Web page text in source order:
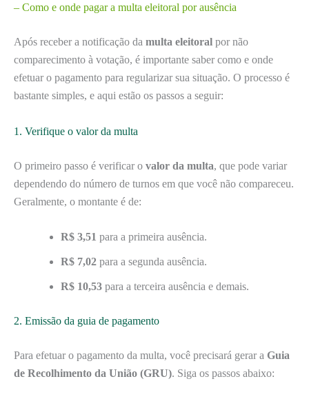
– Como e onde pagar a multa eleitoral por ausência
Após receber a notificação da multa eleitoral por não
comparecimento à votação, é importante saber como e onde
efetuar o pagamento para regularizar sua situação. O processo é
bastante simples, e aqui estão os passos a seguir:
1. Verifique o valor da multa
O primeiro passo é verificar o valor da multa, que pode variar
dependendo do número de turnos em que você não compareceu.
Geralmente, o montante é de:
R$ 3,51 para a primeira ausência.
R$ 7,02 para a segunda ausência.
R$ 10,53 para a terceira ausência e demais.
2. Emissão da guia de pagamento
Para efetuar o pagamento da multa, você precisará gerar a Guia
de Recolhimento da União (GRU). Siga os passos abaixo: